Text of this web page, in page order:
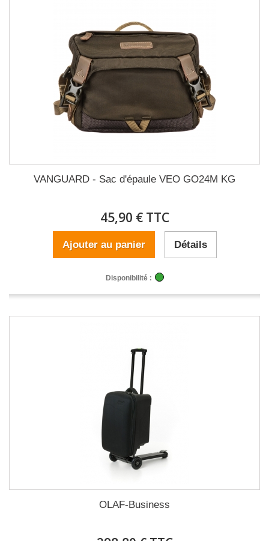
VANGUARD - Sac d'épaule VEO GO24M KG
45,90 € TTC
Ajouter au panier Détails
Disponibilité :
OLAF-Business